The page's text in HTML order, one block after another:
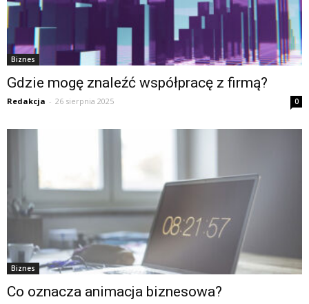
Biznes
Gdzie mogę znaleźć współpracę z firmą?
Redakcja - 26 sierpnia 2025 0
Biznes
Co oznacza animacja biznesowa?